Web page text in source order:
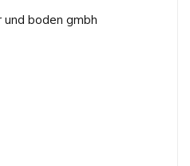
boden gmbh